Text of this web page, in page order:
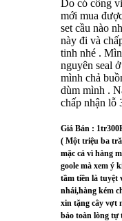
Do có công
mới mua
set cầu nào
này đi và
tinh nhé .
nguyên seal
mình chả
dùm mình .
chấp nhận lỗ
Giá Bán :
( Một triệu ba
mặc cả vì hàng
goole mà xem ý
tầm tiền là tuyệt
nhái,hàng kém
xin tặng cây vợt
bảo toàn lòng tự